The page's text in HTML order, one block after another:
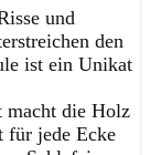
und
den
ist ein Unikat
macht die Holz
für jede Ecke